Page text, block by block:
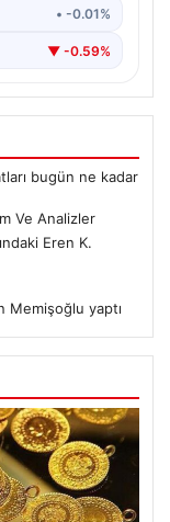
• -0.01%
▼ -0.59%
bugün ne kadar
Ve Analizler
Eren K.
Memişoğlu yaptı